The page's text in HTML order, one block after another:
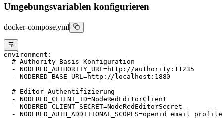
Umgebungsvariablen konfigurieren
docker-compose.yml
environment :
  # Authority-Basis-Konfiguration
  -
NODERED_AUTHORITY_URL=http://authority:11235
  -
NODERED_BASE_URL=http://localhost:1880
  # Editor-Authentifizierung
  -
NODERED_CLIENT_ID=NodeRedEditorClient
  -
NODERED_CLIENT_SECRET=NodeRedEditorSecret
  -
NODERED_AUTH_ADDITIONAL_SCOPES=openid email